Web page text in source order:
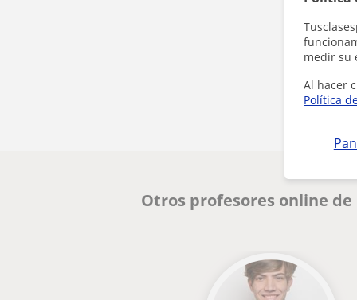
medir su
Al hacer
Política
Otros profesores online